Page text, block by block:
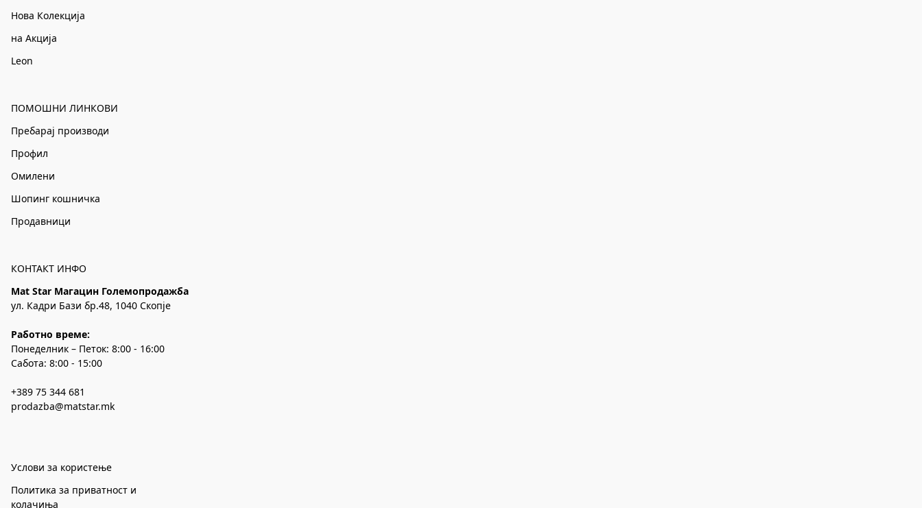
Нова Колекција
на Акција
Leon
ПОМОШНИ ЛИНКОВИ
Пребарај производи
Профил
Омилени
Шопинг кошничка
Продавници
КОНТАКТ ИНФО
Mat Star Магацин Големопродажба
ул. Кадри Бази бр.48, 1040 Скопје
Работно време:
Понеделник – Петок: 8:00 - 16:00
Сабота: 8:00 - 15:00
+389 75 344 681
prodazba@matstar.mk
Услови за користење
Политика за приватност и
колачиња